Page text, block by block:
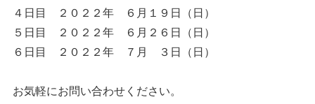
４日目 ２０２２年 ６月１９日（日）
５日目 ２０２２年 ６月２６日（日）
６日目 ２０２２年 ７月 ３日（日）
お気軽にお問い合わせください。